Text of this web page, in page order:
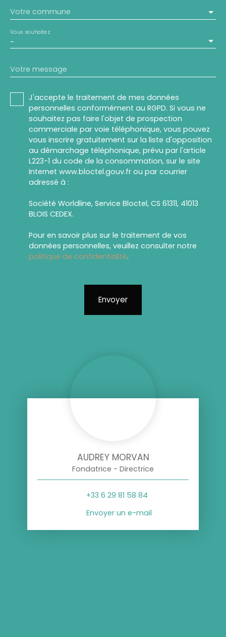
Votre commune
-
Vous souhaitez
Votre message
J'accepte le traitement de mes données
personnelles conformément au RGPD. Si vous ne
souhaitez pas faire l'objet de prospection
commerciale par voie téléphonique, vous pouvez
vous inscrire gratuitement sur la liste d'opposition
au démarchage téléphonique, prévu par l'article
L223-1 du code de la consommation, sur le site
Internet www.bloctel.gouv.fr ou par courrier
adressé à :
Société Worldline, Service Bloctel, CS 61311, 41013
BLOIS CEDEX.
Pour en savoir plus sur le traitement de vos
données personnelles, veuillez consulter notre
politique de confidentialité.
Envoyer
AUDREY MORVAN
Fondatrice - Directrice
+33 6 29 81 58 84
Envoyer un e-mail